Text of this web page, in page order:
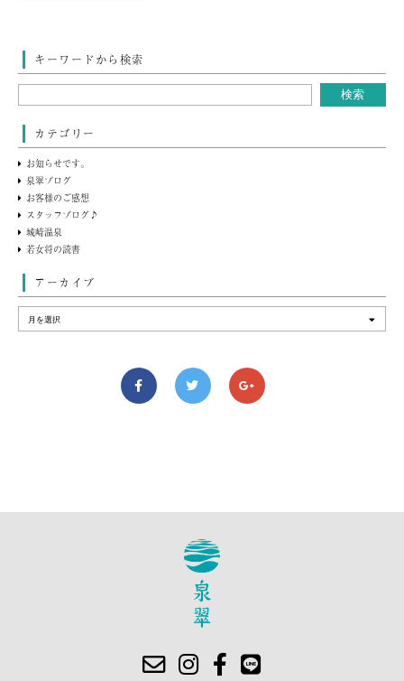
キーワードから検索
カテゴリー
お知らせです。
泉翠ブログ
お客様のご感想
スタッフブログ♪
城崎温泉
若女将の読書
アーカイブ